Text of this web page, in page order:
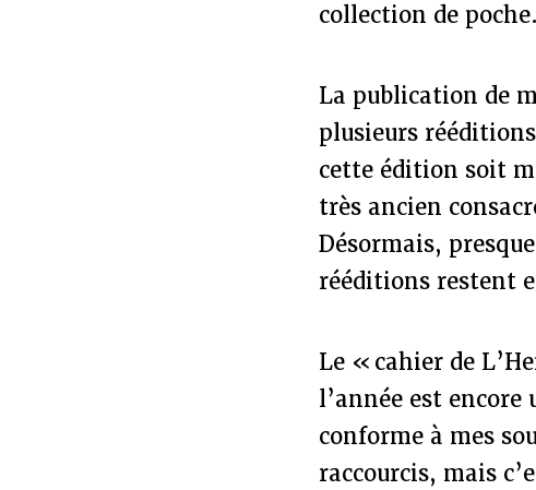
collection de poche.
La publication de
plusieurs
cette édition soit
très ancien
Désormais,
rééditions restent
Le « cahier de
l’année est
conforme à mes
raccourcis, mais